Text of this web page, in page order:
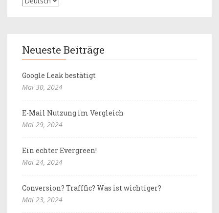
Neueste Beiträge
Google Leak bestätigt
Mai 30, 2024
E-Mail Nutzung im Vergleich
Mai 29, 2024
Ein echter Evergreen!
Mai 24, 2024
Conversion? Trafffic? Was ist wichtiger?
Mai 23, 2024